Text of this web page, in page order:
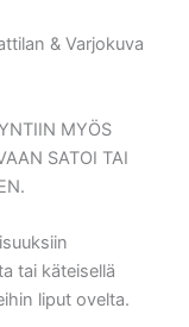
& Varjokuva
MYÖS
SATOI TAI
tai käteisellä
liput ovelta.